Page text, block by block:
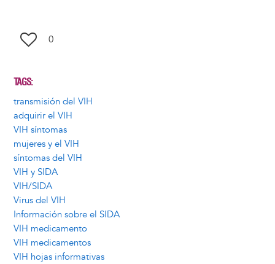
0
TAGS
transmisión del VIH
adquirir el VIH
VIH síntomas
mujeres y el VIH
síntomas del VIH
VIH y SIDA
VIH/SIDA
Virus del VIH
Información sobre el SIDA
VIH medicamento
VIH medicamentos
VIH hojas informativas